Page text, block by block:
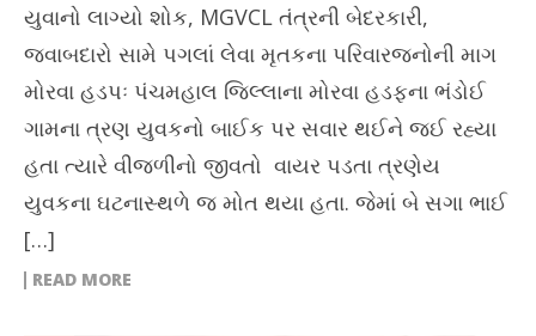
યુવાનો લાગ્યો શોક, MGVCL તંત્રની બેદરકારી,
જવાબદારો સામે પગલાં લેવા મૃતકના પરિવારજનોની માગ
મોરવા હડપઃ પંચમહાલ જિલ્લાના મોરવા હડફના ભંડોઈ
ગામના ત્રણ યુવકનો બાઈક પર સવાર થઈને જઈ રહ્યા
હતા ત્યારે વીજળીનો જીવતો વાયર પડતા ત્રણેય
યુવકના ઘટનાસ્થળે જ મોત થયા હતા. જેમાં બે સગા ભાઈ
[…]
READ MORE